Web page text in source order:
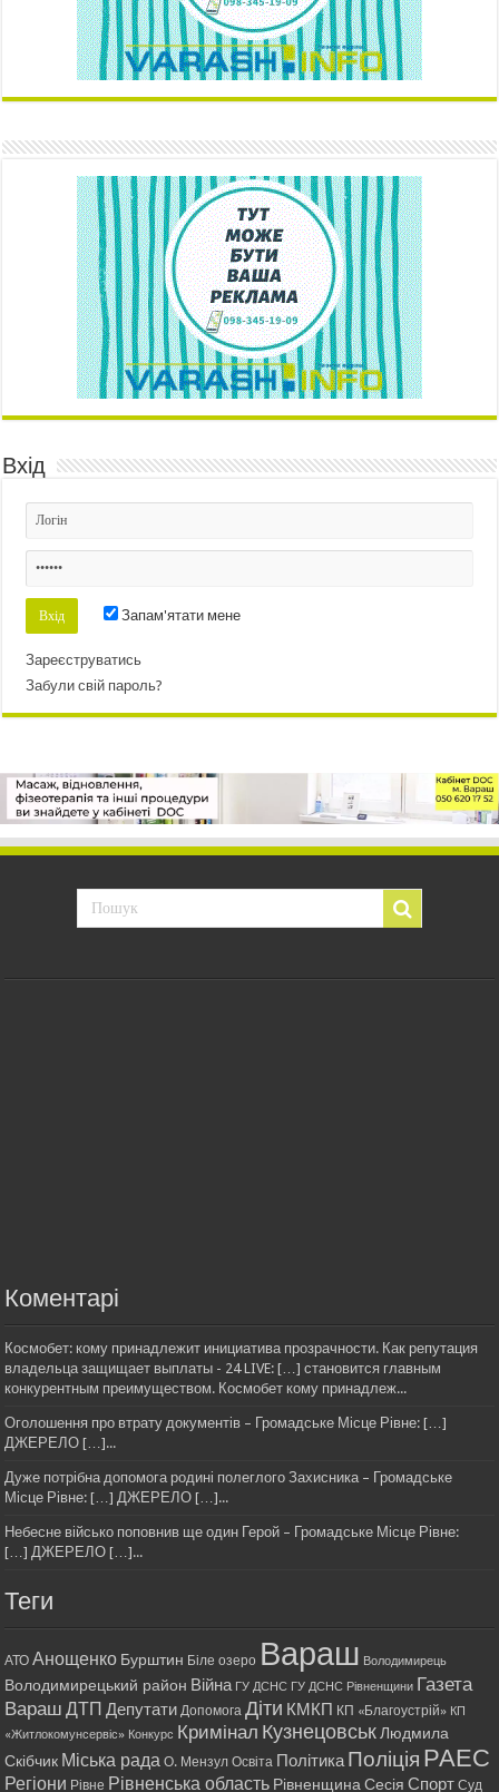
Вхід
Запам'ятати мене
Зареєструватись
Забули свій пароль?
Коментарі
Космобет: кому принадлежит инициатива прозрачности. Как репутация
владельца защищает выплаты - 24 LIVE: […] становится главным
конкурентным преимуществом. Космобет кому принадлеж...
Оголошення про втрату документів – Громадське Місце Рівне: […]
ДЖЕРЕЛО […]...
Дуже потрібна допомога родині полеглого Захисника – Громадське
Місце Рівне: […] ДЖЕРЕЛО […]...
Небесне військо поповнив ще один Герой – Громадське Місце Рівне:
[…] ДЖЕРЕЛО […]...
Теги
АТО Анощенко Бурштин Біле озеро Вараш Володимирець
Володимирецький район Війна ГУ ДСНС ГУ ДСНС Рівненщини Газета
Вараш ДТП Депутати Допомога Діти КМКП КП «Благоустрій» КП
«Житлокомунсервіс» Конкурс Кримінал Кузнецовськ Людмила
Скібчик Міська рада О. Мензул Освіта ПолітикаПоліція РАЕС
Регіони Рівне Рівненська область Рівненщина Сесія Спорт Суд